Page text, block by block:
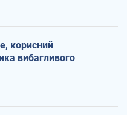
корисний
вибагливого